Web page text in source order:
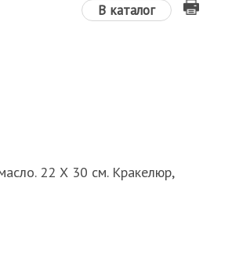
В каталог
22 Х 30 см. Кракелюр,